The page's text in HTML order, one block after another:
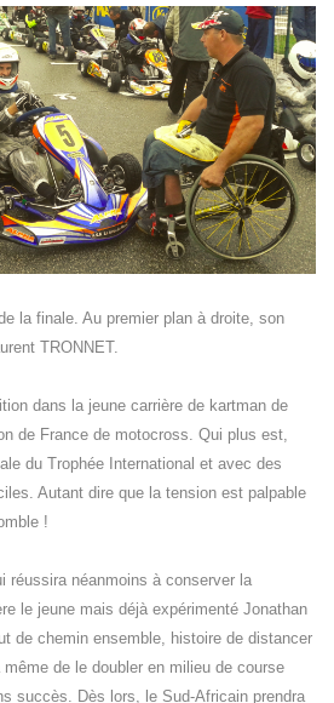
la finale. Au premier plan à droite, son
TRONNET.
dans la jeune carrière de kartman de
de France de motocross. Qui plus est,
du Trophée International et avec des
Autant dire que la tension est palpable
!
réussira néanmoins à conserver la
le jeune mais déjà expérimenté Jonathan
de chemin ensemble, histoire de distancer
de le doubler en milieu de course
succès. Dès lors, le Sud-Africain prendra